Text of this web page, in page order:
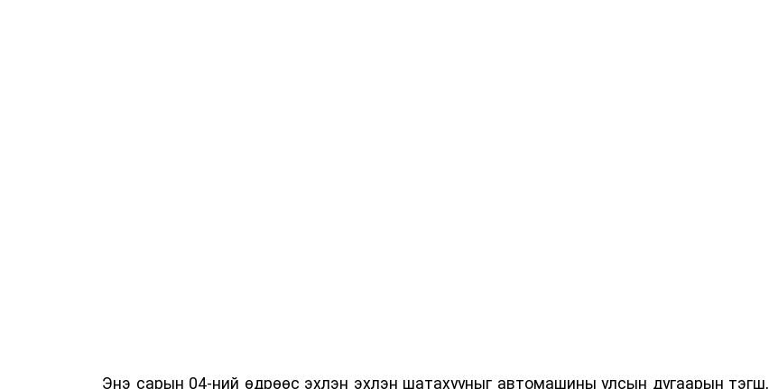
Энэ сарын 04-ний өдрөөс эхлэн эхлэн шатахууныг автомашины улсын дугаарын тэгш,